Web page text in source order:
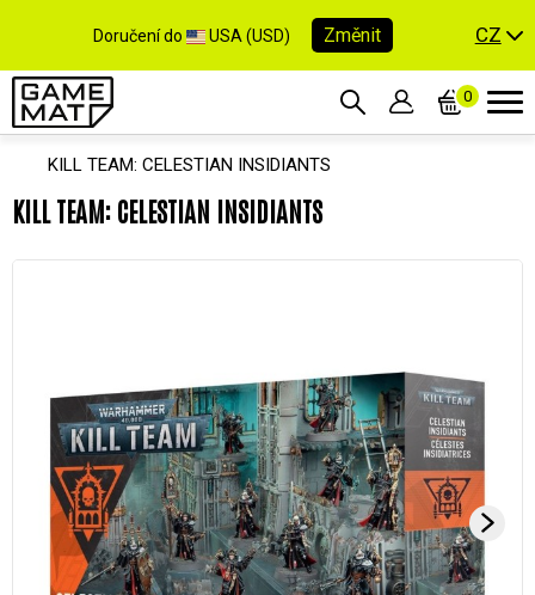
Doručení do USA (USD) Změnit CZ
0
KILL TEAM: CELESTIAN INSIDIANTS
KILL TEAM: CELESTIAN INSIDIANTS